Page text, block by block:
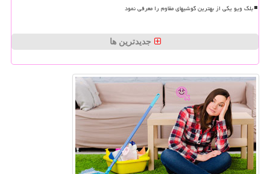
بلک ویو یکی از بهترین گوشیهای مقاوم را معرفی نمود
جدیدترین ها